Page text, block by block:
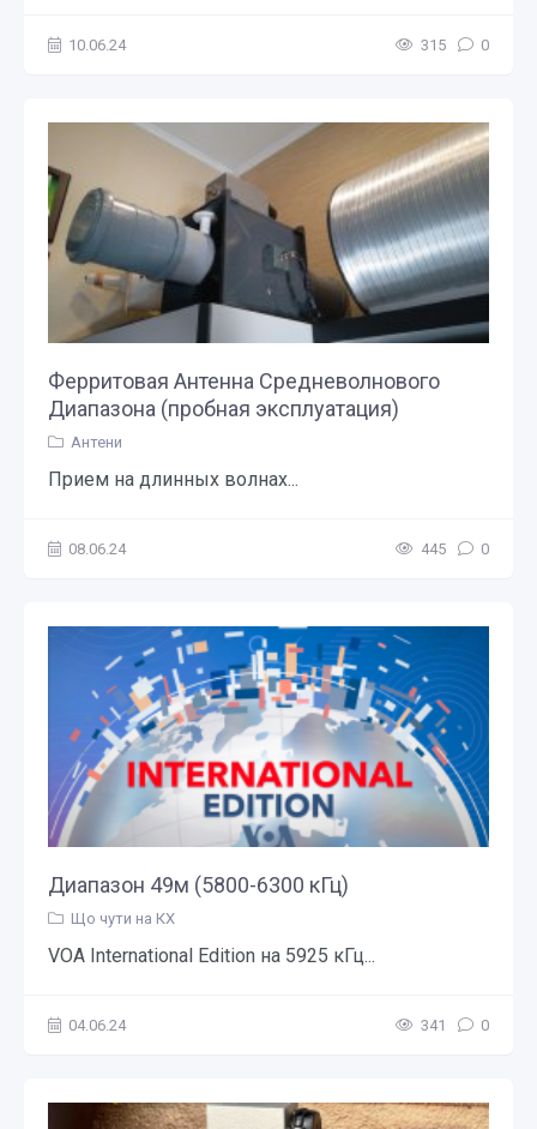
10.06.24 315 0
Ферритовая Антенна Средневолнового
Диапазона (пробная эксплуатация)
Антени
Прием на длинных волнах...
08.06.24 445 0
Диапазон 49м (5800-6300 кГц)
Що чути на КХ
VOA International Edition на 5925 кГц...
04.06.24 341 0